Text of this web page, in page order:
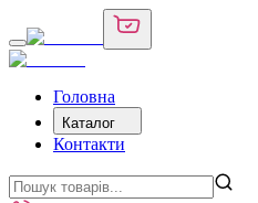
Головна
Каталог
Контакти